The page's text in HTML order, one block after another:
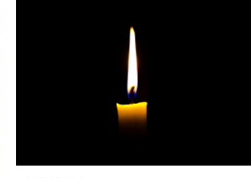
полакомиться пусть маленьким, но своим
арбузиком, всё мимо: вырастали до
размера бобов и отваливались, -
поделилась со «Златоуст.инфо» садовод.
– В этом году посадила сорт так
называемых северных арбузов – «Юлия»,
а также «Коккоро» (он жёлтый и, говорят,